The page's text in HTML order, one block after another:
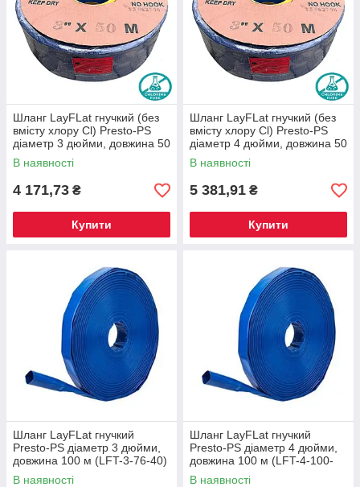
Шланг LayFLat гнучкий (без
вмісту хлору Cl) Presto-PS
діаметр 3 дюйми, довжина 50
м (PRM-75)
В наявності
4 171,73 ₴
Купити
Шланг LayFLat гнучкий (без
вмісту хлору Cl) Presto-PS
діаметр 4 дюйми, довжина 50
м (PRM-102)
В наявності
5 381,91 ₴
Купити
Шланг LayFLat гнучкий
Presto-PS діаметр 3 дюйми,
довжина 100 м (LFT-3-76-40)
В наявності
Шланг LayFLat гнучкий
Presto-PS діаметр 4 дюйми,
довжина 100 м (LFT-4-100-
40)
В наявності